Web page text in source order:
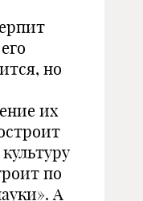
но
их
по
А